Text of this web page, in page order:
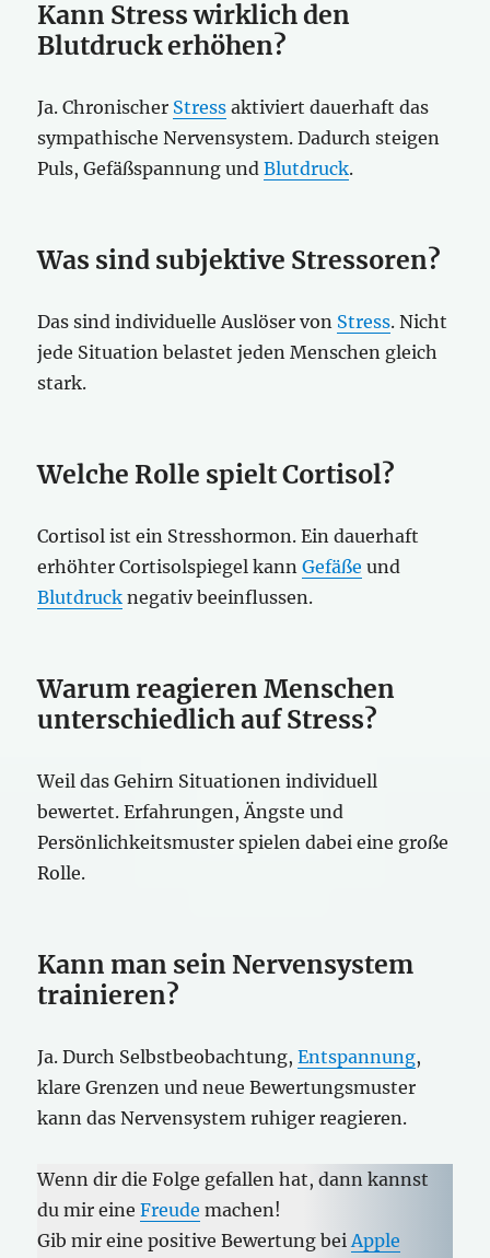
Kann Stress wirklich den
Blutdruck erhöhen?
Ja. Chronischer Stress aktiviert dauerhaft das
sympathische Nervensystem. Dadurch steigen
Puls, Gefäßspannung undBlutdruck.
Was sind subjektive Stressoren?
Das sind individuelle Auslöser von Stress. Nicht
jede Situation belastet jeden Menschen gleich
stark.
Welche Rolle spielt Cortisol?
Cortisol ist ein Stresshormon. Ein dauerhaft
erhöhter Cortisolspiegel kannGefäße und
Blutdruck negativ beeinflussen.
Warum reagieren Menschen
unterschiedlich auf Stress?
Weil das Gehirn Situationen individuell
bewertet. Erfahrungen, Ängste und
Persönlichkeitsmuster spielen dabei eine große
Rolle.
Kann man sein Nervensystem
trainieren?
Ja. Durch Selbstbeobachtung,Entspannung,
klare Grenzen und neue Bewertungsmuster
kann das Nervensystem ruhiger reagieren.
Wenn dir die Folge gefallen hat, dann kannst
du mir eineFreude machen!
Gib mir eine positive Bewertung beiApple